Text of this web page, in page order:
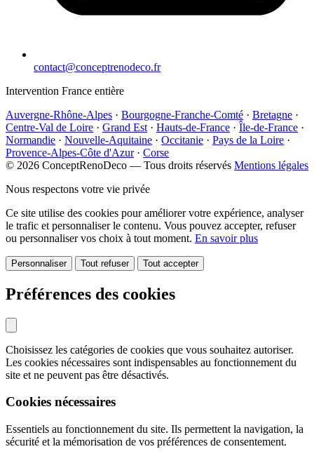
contact@conceptrenodeco.fr
Intervention France entière
Auvergne-Rhône-Alpes · Bourgogne-Franche-Comté · Bretagne ·
Centre-Val de Loire · Grand Est · Hauts-de-France · Île-de-France ·
Normandie · Nouvelle-Aquitaine · Occitanie · Pays de la Loire ·
Provence-Alpes-Côte d'Azur · Corse
© 2026 ConceptRenoDeco — Tous droits réservés Mentions légales
Nous respectons votre vie privée
Ce site utilise des cookies pour améliorer votre expérience, analyser
le trafic et personnaliser le contenu. Vous pouvez accepter, refuser
ou personnaliser vos choix à tout moment. En savoir plus
Personnaliser Tout refuser Tout accepter
Préférences des cookies
Choisissez les catégories de cookies que vous souhaitez autoriser.
Les cookies nécessaires sont indispensables au fonctionnement du
site et ne peuvent pas être désactivés.
Cookies nécessaires
Essentiels au fonctionnement du site. Ils permettent la navigation, la
sécurité et la mémorisation de vos préférences de consentement.